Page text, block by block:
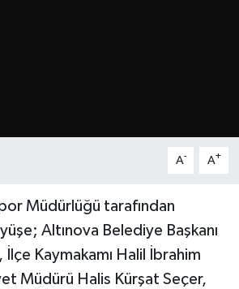
A- A+
Müdürlüğü tarafından
Altınova Belediye Başkanı
İlçe Kaymakamı Halil İbrahim
Müdürü Halis Kürşat Seçer,